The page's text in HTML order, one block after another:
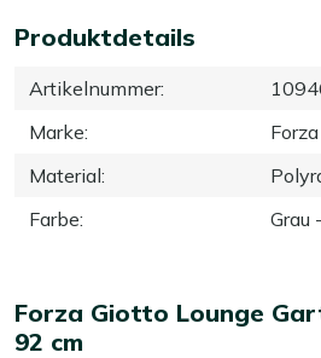
Produktdetails
Artikelnummer:
Marke:
Material:
Farbe: Grau
Forza Giotto Lounge
92 cm